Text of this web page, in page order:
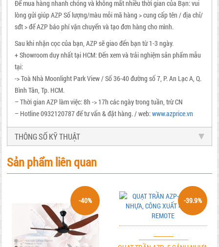
Để mua hàng nhanh chóng và không mất nhiều thời gian của Bạn: vui
lòng gửi giúp AZP Số lượng/màu mỗi mã hàng > cung cấp tên / địa chỉ/
sđt > để AZP báo phí vận chuyển và tạo đơn hàng cho mình.
Sau khi nhận cọc của bạn, AZP sẽ giao đến bạn từ 1-3 ngày.
+ Showroom duy nhất tại HCM: Đến xem và trải nghiệm sản phẩm mẫu
tại:
-> Toà Nhà Moonlight Park View / Số 36-40 đường số 7, P. An Lạc A, Q.
Bình Tân, Tp. HCM.
– Thời gian AZP làm việc: 8h -> 17h các ngày trong tuần, trừ CN
– Hotline 0932120787 để tư vấn & đặt hàng. / web:www.azprice.vn
THÔNG SỐ KỸ THUẬT
Sản phẩm liên quan
-40% -39.9%